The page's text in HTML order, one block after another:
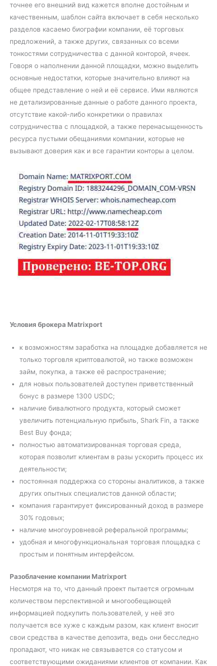
точнее его внешний вид кажется вполне достойным и
качественным, шаблон сайта включает в себя несколько
разделов касаемо биографии компании, её торговых
предложений, а также других, связанных со всеми
тонкостями сотрудничества с данной конторой, ячеек.
Говоря о наполнении данной площадки, можно выделить
основные недостатки, которые значительно влияют на
общее представление о ней и её сервисе. Ими являются
не детализированные данные о работе данного проекта,
отсутствие какой-либо конкретики о правилах
сотрудничества с площадкой, а также перенасыщенность
ресурса пустыми обещаниями компании, которые не
вызывают доверия как и все гарантии конторы а целом.
Условия брокера Matrixport
к возможностям заработка на площадке добавляется не
только торговля криптовалютой, но также возможен
займ, покупка, а также её распространение;
для новых пользователей доступен приветственный
бонус в размере 1300 USDC;
наличие бивалютного продукта, который сможет
увеличить потенциальную прибыль, Shark Fin, а также
Best Buy фонда;
полностью автоматизированная торговая среда,
которая позволит клиентам в разы ускорить процесс их
деятельности;
постоянная поддержка со стороны аналитиков, а также
других опытных специалистов данной области;
компания гарантирует фиксированный доход в размере
30% годовых;
наличие многоуровневой реферальной программы;
удобная и многофункциональная торговая площадка с
простым и понятным интерфейсом.
Разоблачение компании Matrixport
Несмотря на то, что данный проект пытается огромным
количеством перспективной и многообещающей
информацией подкупить пользователей, у неё это
получается все хуже с каждым разом, как клиент вносит
свои средства в качестве депозита, ведь они бесследно
пропадают, что никак не связывается со статусом и
соответствующими ожиданиями клиентов от компании. Как